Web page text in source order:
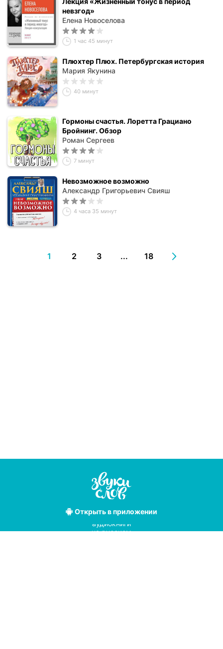
невзгод»
Елена Новоселова
1 час 45 минут
Плюхтер Плюх. Петербургская история
Мария Якунина
40 минут
Гормоны счастья. Лоретта Грациано
Бройнинг. Обзор
Роман Сергеев
7 минут
Невозможное возможно
Александр Григорьевич Свияш
4 часа 35 минут
1 2 3 ... 18
Открытьв приложении
Лучшие
аудиокниги
на русском